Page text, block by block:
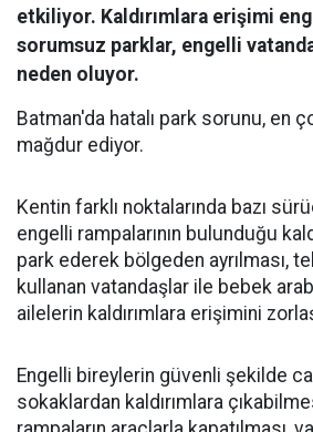
etkiliyor. Kaldırımlara erişimi
sorumsuz parklar, engelli
neden oluyor.
Batman'da hatalı park sorunu, en
mağdur ediyor.
Kentin farklı noktalarında bazı
engelli rampalarının bulunduğu
park ederek bölgeden ayrılması,
kullanan vatandaşlar ile bebek
ailelerin kaldırımlara erişimini
Engelli bireylerin güvenli şekilde
sokaklardan kaldırımlara